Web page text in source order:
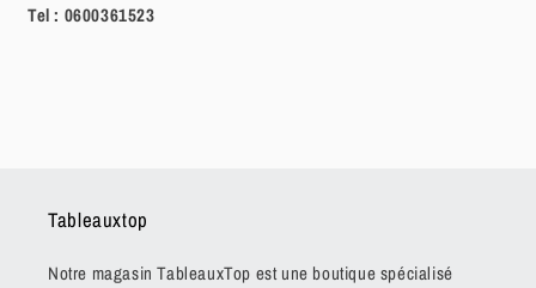
Tel : 0600361523
Tableauxtop
Notre magasin TableauxTop est une boutique spécialisé